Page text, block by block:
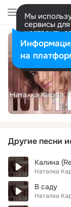
Мы
сервисы
настроить
Другие песни
Калина
Наталка
В саду
Наталка
на